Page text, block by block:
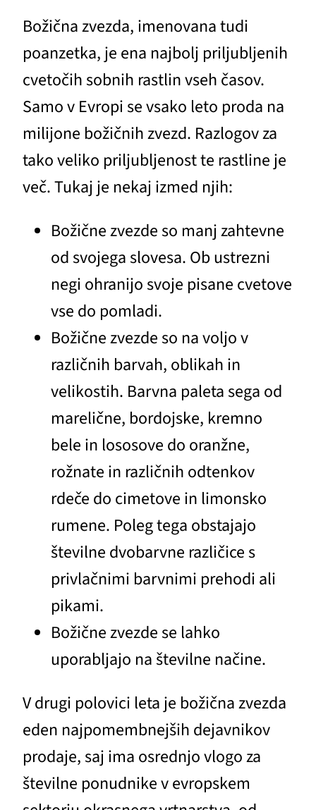
Božična zvezda, imenovana tudi
poanzetka, je ena najbolj priljubljenih
cvetočih sobnih rastlin vseh časov.
Samo v Evropi se vsako leto proda na
milijone božičnih zvezd. Razlogov za
tako veliko priljubljenost te rastline je
več. Tukaj je nekaj izmed njih:
Božične zvezde so manj zahtevne
od svojega slovesa. Ob ustrezni
negi ohranijo svoje pisane cvetove
vse do pomladi.
Božične zvezde so na voljo v
različnih barvah, oblikah in
velikostih. Barvna paleta sega od
marelične, bordojske, kremno
bele in lososove do oranžne,
rožnate in različnih odtenkov
rdeče do cimetove in limonsko
rumene. Poleg tega obstajajo
številne dvobarvne različice s
privlačnimi barvnimi prehodi ali
pikami.
Božične zvezde se lahko
uporabljajo na številne načine.
V drugi polovici leta je božična zvezda
eden najpomembnejših dejavnikov
prodaje, saj ima osrednjo vlogo za
številne ponudnike v evropskem